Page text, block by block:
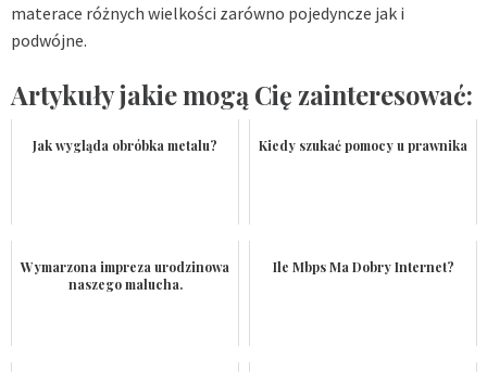
materace różnych wielkości zarówno pojedyncze jak i
podwójne.
Artykuły jakie mogą Cię zainteresować:
Jak wygląda obróbka metalu? Kiedy szukać pomocy u prawnika
Wymarzona impreza urodzinowa
naszego malucha.
Ile Mbps Ma Dobry Internet?